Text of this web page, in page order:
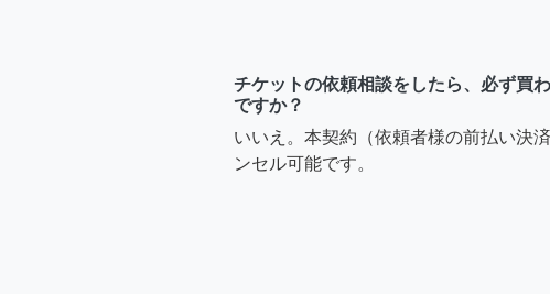
チケットの依頼相談をしたら、必ず買
ですか？
いいえ。本契約（依頼者様の前払い決
ンセル可能です。